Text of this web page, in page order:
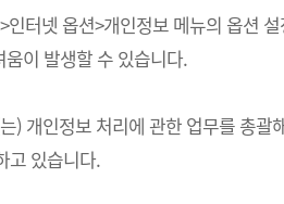
터넷 옵션>개인정보 메뉴의 옵션
이 발생할 수 있습니다.
) 개인정보 처리에 관한 업무를 총
고 있습니다.